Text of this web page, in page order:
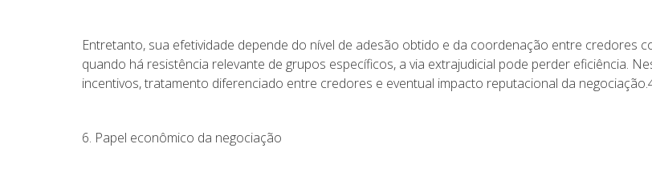
Entretanto, sua efetividade depende do nível de adesão obtido e da coordenação entre credores
quando há resistência relevante de grupos específicos, a via extrajudicial pode perder eficiência.
incentivos, tratamento diferenciado entre credores e eventual impacto reputacional da
6. Papel econômico da negociação